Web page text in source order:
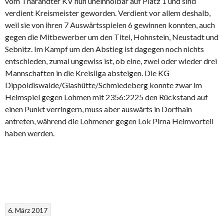
verdient Kreismeister geworden. Verdient vor allem deshalb,
weil sie von ihren 7 Auswärtsspielen 6 gewinnen konnten, auch
gegen die Mitbewerber um den Titel, Hohnstein, Neustadt und
Sebnitz. Im Kampf um den Abstieg ist dagegen noch nichts
entschieden, zumal ungewiss ist, ob eine, zwei oder wieder drei
Mannschaften in die Kreisliga absteigen. Die KG
Dippoldiswalde/Glashütte/Schmiedeberg konnte zwar im
Heimspiel gegen Lohmen mit 2356:2225 den Rückstand auf
einen Punkt verringern, muss aber auswärts in Dorfhain
antreten, während die Lohmener gegen Lok Pirna Heimvorteil
haben werden.
6. März 2017